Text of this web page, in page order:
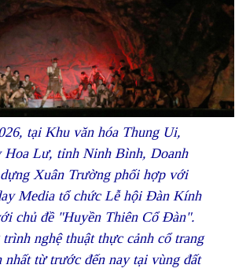
tại Khu văn hóa Thung Ui,
Hoa Lư, tỉnh Ninh Bình, Doanh
Xuân Trường phối hợp với
Media tổ chức Lễ hội Đàn Kính
chủ đề "Huyền Thiên Cổ Đàn".
nghệ thuật thực cảnh cổ trang
nhất từ trước đến nay tại vùng đất